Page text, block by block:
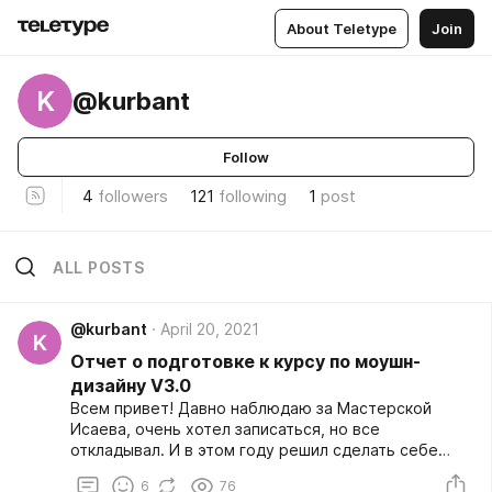
About Teletype Join
K @kurbant
Follow
4 followers 121 following 1 post
ALL POSTS
K
@kurbant April 20, 2021
Отчет о подготовке к курсу по моушн-
дизайну V3.0
Всем привет! Давно наблюдаю за Мастерской
Исаева, очень хотел записаться, но все
откладывал. И в этом году решил сделать себе
подарок на день рождения - собрал новый комп и
6 76